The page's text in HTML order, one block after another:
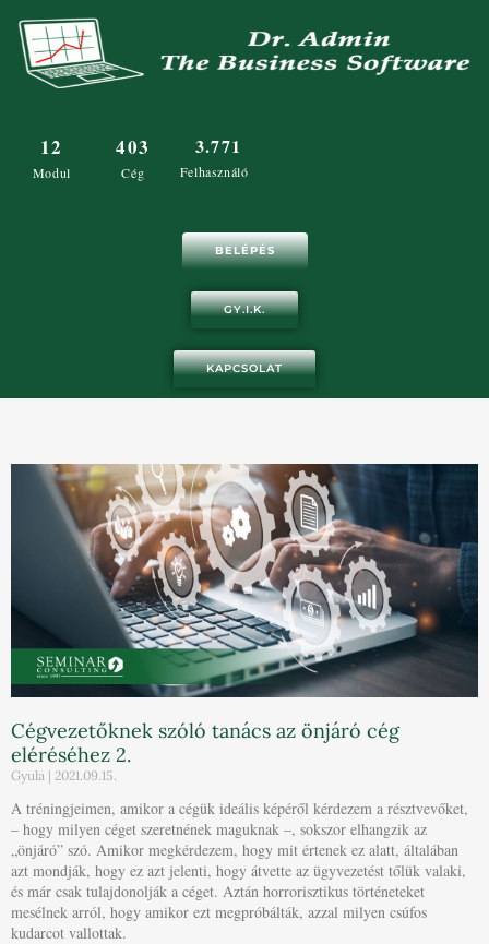
content
Modul
12
Cég
403
Felhasználó
3.771
BELÉPÉS
GY.I.K.
KAPCSOLAT
Cégvezetőknek szóló tanács az önjáró cég
eléréséhez 2.
Gyula 2021.09.15.
A tréningjeimen, amikor a cégük ideális képéről kérdezem a résztvevőket,
– hogy milyen céget szeretnének maguknak –, sokszor elhangzik az
„önjáró” szó. Amikor megkérdezem, hogy mit értenek ez alatt, általában
azt mondják, hogy ez azt jelenti, hogy átvette az ügyvezetést tőlük valaki,
és már csak tulajdonolják a céget. Aztán horrorisztikus történeteket
mesélnek arról, hogy amikor ezt megpróbálták, azzal milyen csúfos
kudarcot vallottak.
OldalOldalOldalOldal